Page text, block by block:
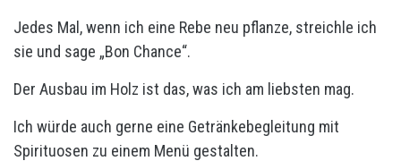
Jedes Mal, wenn ich eine Rebe neu pflanze, streichle ich
sie und sage „Bon Chance“.
Der Ausbau im Holz ist das, was ich am liebsten mag.
Ich würde auch gerne eine Getränkebegleitung mit
Spirituosen zu einem Menü gestalten.